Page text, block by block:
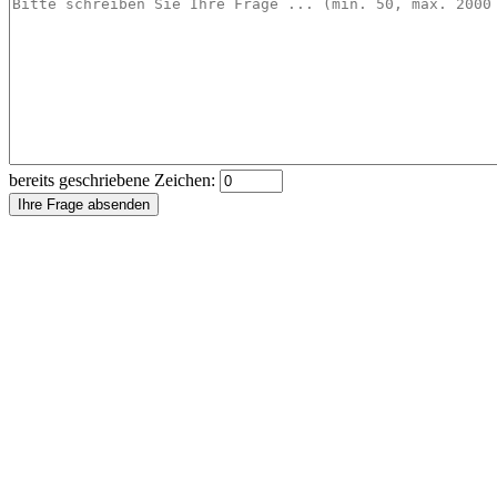
bereits geschriebene Zeichen:
Ihre Frage absenden